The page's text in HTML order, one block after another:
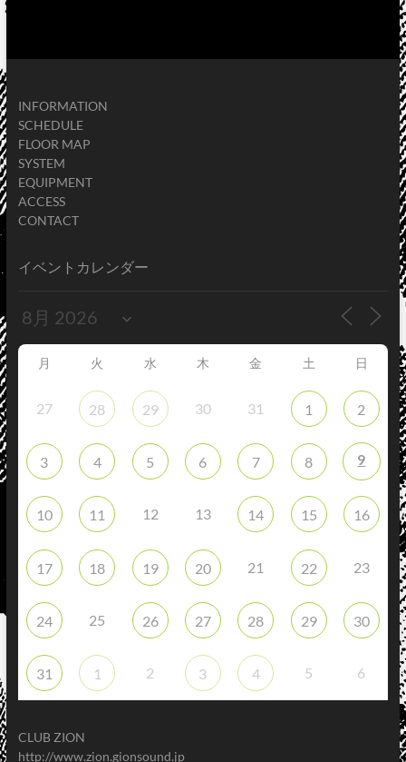
INFORMATION
SCHEDULE
FLOOR MAP
SYSTEM
EQUIPMENT
ACCESS
CONTACT
イベントカレンダー
月 火 水 木 金 土 日
27 28 29 30 31 1 2
3 4 5 6 7 8 9
10 11 12 13 14 15 16
17 18 19 20 21 22 23
24 25 26 27 28 29 30
31 1 2 3 4 5 6
CLUB ZION
http://www.zion.gionsound.jp